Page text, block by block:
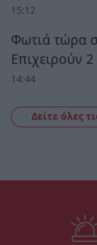
15:12
Φωτιά τώρα
Επιχειρούν
14:44
Δείτε όλες